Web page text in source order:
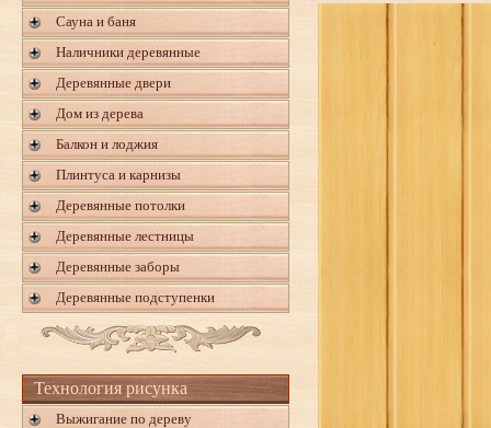
Сауна и баня
Наличники деревянные
Деревянные двери
Дом из дерева
Балкон и лоджия
Плинтуса и карнизы
Деревянные потолки
Деревянные лестницы
Деревянные заборы
Деревянные подступенки
Технология рисунка
Выжигание по дереву